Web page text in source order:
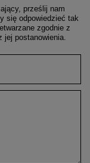
prześlij nam
się odpowiedzieć tak
zgodnie z
jej postanowienia.